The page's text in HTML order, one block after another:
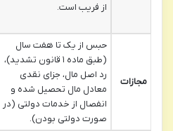
از فریب است.
مجازات
حبس از یک تا هفت سال
(طبق ماده ۱ قانون تشدید)،
رد اصل مال، جزای نقدی
معادل مال تحصیل شده و
انفصال از خدمات دولتی (در
صورت دولتی بودن).